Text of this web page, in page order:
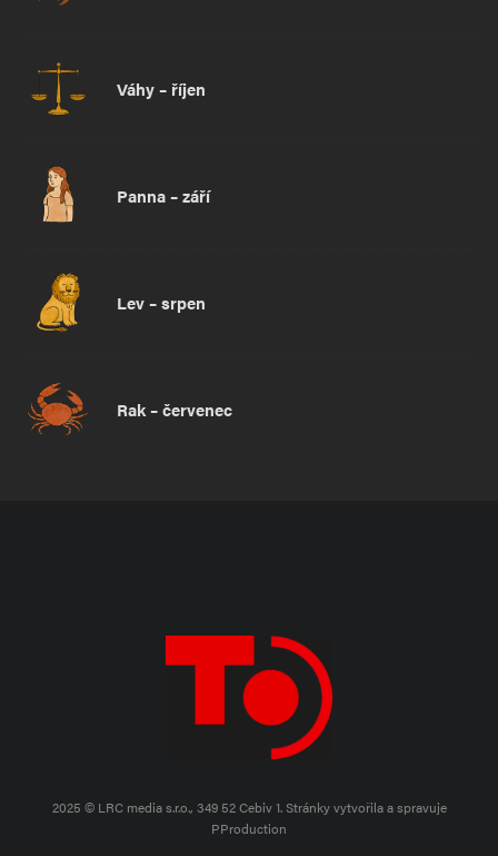
Váhy – říjen
Panna – září
Lev – srpen
Rak – červenec
2025 © LRC media s.r.o., 349 52 Cebiv 1.Stránky vytvořila a spravuje
PProduction